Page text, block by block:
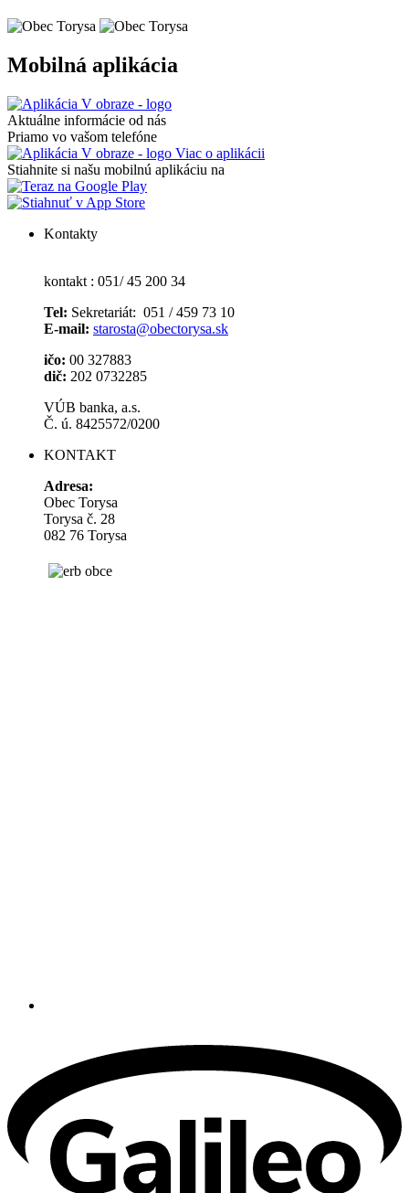
Mobilná aplikácia
Aktuálne informácie od nás
Priamo vo vašom telefóne
Viac o aplikácii
Stiahnite si našu mobilnú aplikáciu na
Kontakty
kontakt : 051/ 45 200 34
Tel: Sekretariát: 051 / 459 73 10
E-mail: starosta@obectorysa.sk
ičo: 00 327883
dič: 202 0732285
VÚB banka, a.s.
Č. ú. 8425572/0200
KONTAKT
Adresa:
Obec Torysa
Torysa č. 28
082 76 Torysa